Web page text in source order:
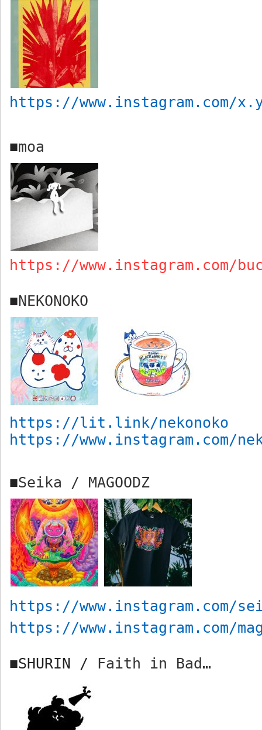
https://www.instagram.com/
■moa
https://www.instagram.com/
■NEKONOKO
https://lit.link/nekonoko
https://www.instagram.com/
■Seika / MAGOODZ
https://www.instagram.com/
https://www.instagram.com/
■SHURIN / Faith in Bad…